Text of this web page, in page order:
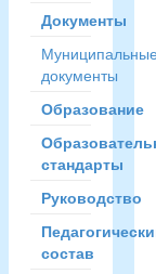
Документы
документы
Образование
стандарты
Руководство
состав